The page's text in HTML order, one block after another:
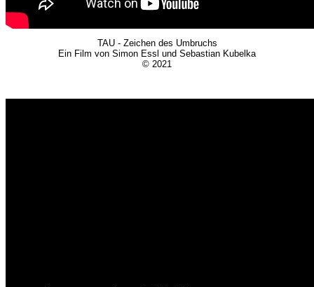
TAU - Zeichen des Umbruchs
Ein Film von Simon Essl und Sebastian Kubelka
© 2021